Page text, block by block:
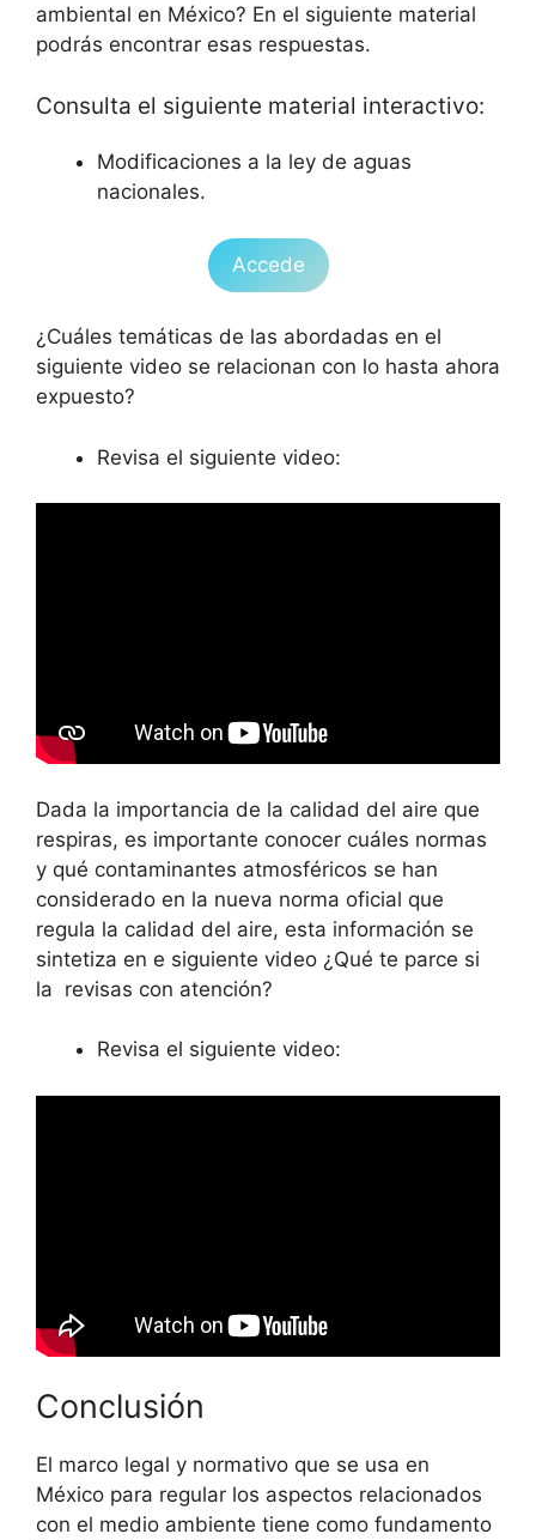
ambiental en México? En el siguiente material
podrás encontrar esas respuestas.
Consulta el siguiente material interactivo:
Modificaciones a la ley de aguas
nacionales.
Accede
¿Cuáles temáticas de las abordadas en el
siguiente video se relacionan con lo hasta ahora
expuesto?
Revisa el siguiente video:
Dada la importancia de la calidad del aire que
respiras, es importante conocer cuáles normas
y qué contaminantes atmosféricos se han
considerado en la nueva norma oficial que
regula la calidad del aire, esta información se
sintetiza en e siguiente video ¿Qué te parce si
la revisas con atención?
Revisa el siguiente video:
Conclusión
El marco legal y normativo que se usa en
México para regular los aspectos relacionados
con el medio ambiente tiene como fundamento